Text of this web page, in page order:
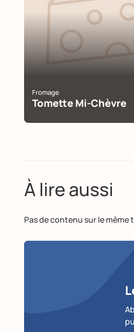
Fromage
Tomette Mi-Chèvre
À lire aussi
Pas de contenu sur le même